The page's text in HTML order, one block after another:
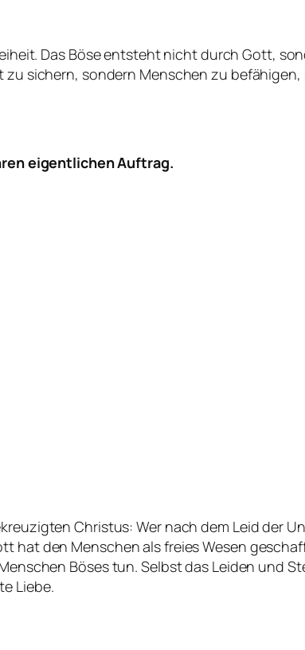
Das Böse entsteht nicht durch Gott,
sichern, sondern Menschen zu befähigen,
eigentlichen Auftrag.
Christus: Wer nach dem Leid der
hat den Menschen als freies Wesen
Böses tun. Selbst das Leiden und
Liebe.